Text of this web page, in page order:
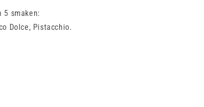
smaken:
Dolce, Pistacchio.